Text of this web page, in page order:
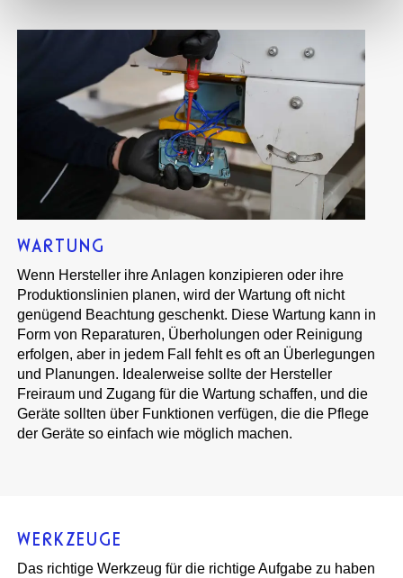
WARTUNG
Wenn Hersteller ihre Anlagen konzipieren oder ihre
Produktionslinien planen, wird der Wartung oft nicht
genügend Beachtung geschenkt. Diese Wartung kann in
Form von Reparaturen, Überholungen oder Reinigung
erfolgen, aber in jedem Fall fehlt es oft an Überlegungen
und Planungen. Idealerweise sollte der Hersteller
Freiraum und Zugang für die Wartung schaffen, und die
Geräte sollten über Funktionen verfügen, die die Pflege
der Geräte so einfach wie möglich machen.
WERKZEUGE
Das richtige Werkzeug für die richtige Aufgabe zu haben